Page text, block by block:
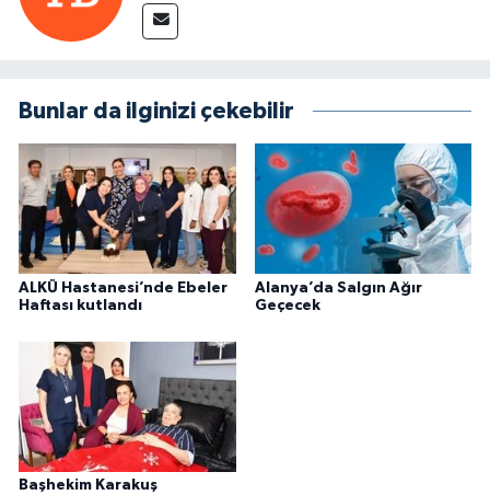
Bunlar da ilginizi çekebilir
ALKÜ Hastanesi’nde Ebeler
Haftası kutlandı
Alanya’da Salgın Ağır
Geçecek
Başhekim Karakuş